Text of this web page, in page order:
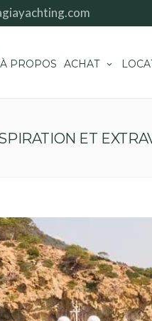
À PROPOS ACHAT
ET